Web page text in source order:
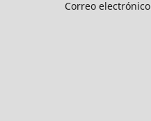
Correo